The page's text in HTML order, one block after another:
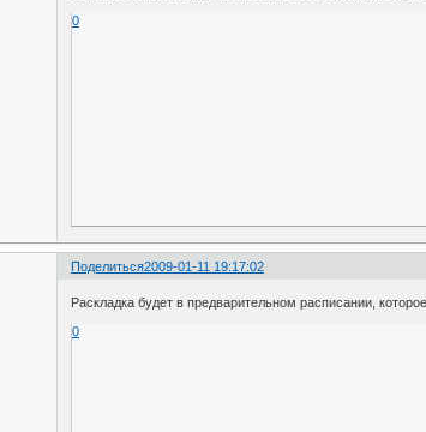
0
Поделиться2009-01-11 19:17:02
Раскладка будет в предварительном расписании,
0